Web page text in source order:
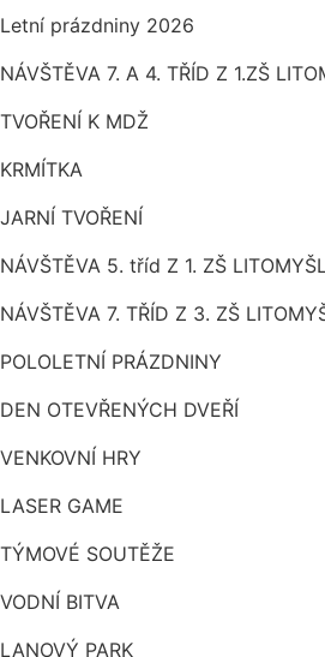
Letní prázdniny 2026
NÁVŠTĚVA 7. A 4. TŘÍD Z 1.ZŠ
TVOŘENÍ K MDŽ
KRMÍTKA
JARNÍ TVOŘENÍ
NÁVŠTĚVA 5. tříd Z 1. ZŠ
NÁVŠTĚVA 7. TŘÍD Z 3. ZŠ
POLOLETNÍ PRÁZDNINY
DEN OTEVŘENÝCH DVEŘÍ
VENKOVNÍ HRY
LASER GAME
TÝMOVÉ SOUTĚŽE
VODNÍ BITVA
LANOVÝ PARK